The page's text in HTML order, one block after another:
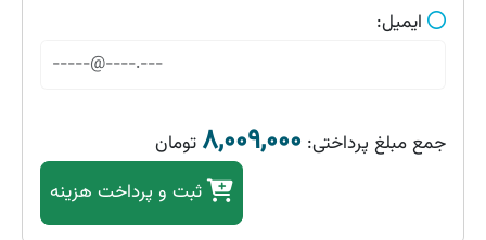
ایمیل:
جمع مبلغ پرداختی: ۸,۰۰۹,۰۰۰ تومان
ثبت و پرداخت هزینه